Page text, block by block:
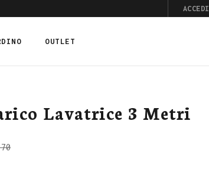
ACCEDI
OUTLET
Lavatrice 3 Metri